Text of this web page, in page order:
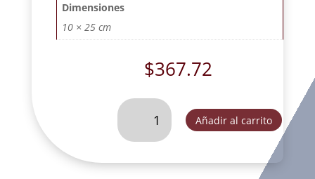
Dimensiones
10 × 25 cm
$367.72
ANGEL
GDE.C/RAMO
ELOTES
-
Añadir al carrito